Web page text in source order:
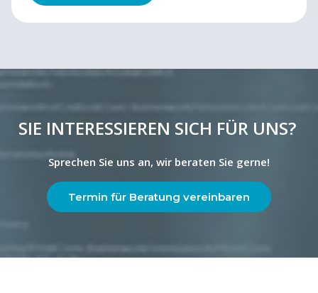
SIE INTERESSIEREN SICH FÜR UNS?
Sprechen Sie uns an, wir beraten Sie gerne!
Termin für Beratung vereinbaren